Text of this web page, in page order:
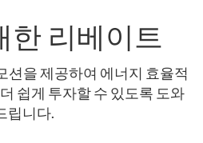
한 리베이트
션을 제공하여 에너지 효율적
쉽게 투자할 수 있도록 도와
립니다.